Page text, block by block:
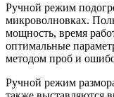
Ручной режим
микроволновках.
мощность, время
оптимальные
методом проб и
Ручной режим